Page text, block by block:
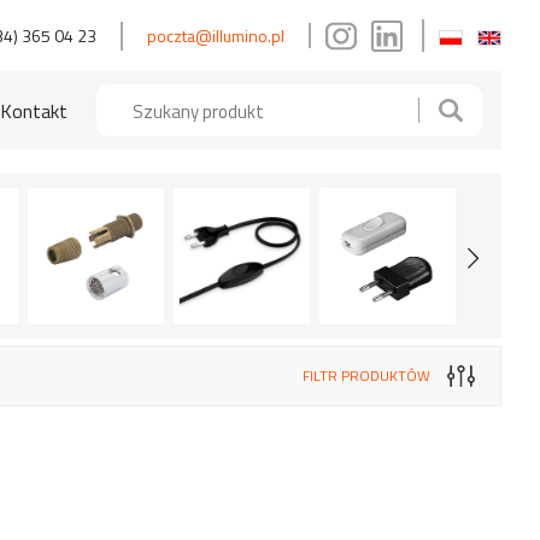
365 04 23 poczta@illumino.pl
Kontakt
FILTR PRODUKTÓW